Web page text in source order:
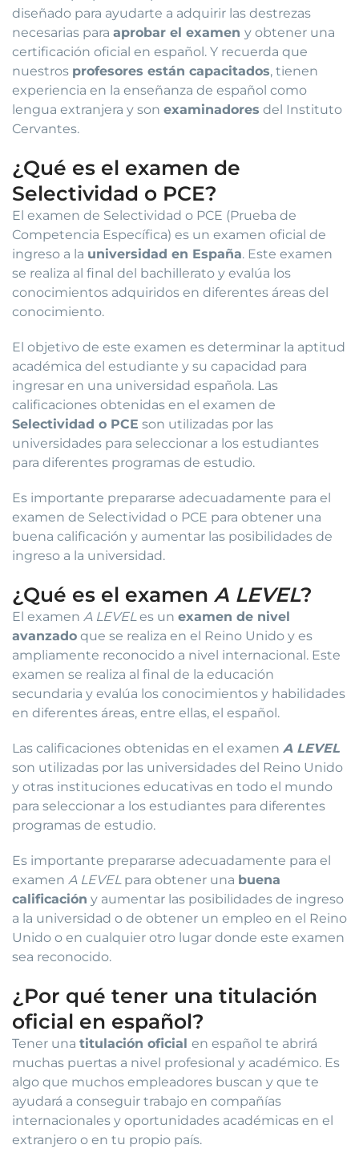
diseñado para ayudarte a adquirir las destrezas
necesarias para aprobar el examen y obtener una
certificación oficial en español. Y recuerda que
nuestros profesores están capacitados, tienen
experiencia en la enseñanza de español como
lengua extranjera y son examinadores del Instituto
Cervantes.
¿Qué es el examen de
Selectividad o PCE?
El examen de Selectividad o PCE (Prueba de
Competencia Específica) es un examen oficial de
ingreso a la universidad en España. Este examen
se realiza al final del bachillerato y evalúa los
conocimientos adquiridos en diferentes áreas del
conocimiento.
El objetivo de este examen es determinar la aptitud
académica del estudiante y su capacidad para
ingresar en una universidad española. Las
calificaciones obtenidas en el examen de
Selectividad o PCE son utilizadas por las
universidades para seleccionar a los estudiantes
para diferentes programas de estudio.
Es importante prepararse adecuadamente para el
examen de Selectividad o PCE para obtener una
buena calificación y aumentar las posibilidades de
ingreso a la universidad.
¿Qué es el examen A LEVEL?
El examen A LEVEL es un examen de nivel
avanzado que se realiza en el Reino Unido y es
ampliamente reconocido a nivel internacional. Este
examen se realiza al final de la educación
secundaria y evalúa los conocimientos y habilidades
en diferentes áreas, entre ellas, el español.
Las calificaciones obtenidas en el examen A LEVEL
son utilizadas por las universidades del Reino Unido
y otras instituciones educativas en todo el mundo
para seleccionar a los estudiantes para diferentes
programas de estudio.
Es importante prepararse adecuadamente para el
examen A LEVEL para obtener una buena
calificación y aumentar las posibilidades de ingreso
a la universidad o de obtener un empleo en el Reino
Unido o en cualquier otro lugar donde este examen
sea reconocido.
¿Por qué tener una titulación
oficial en español?
Tener una titulación oficial en español te abrirá
muchas puertas a nivel profesional y académico. Es
algo que muchos empleadores buscan y que te
ayudará a conseguir trabajo en compañías
internacionales y oportunidades académicas en el
extranjero o en tu propio país.